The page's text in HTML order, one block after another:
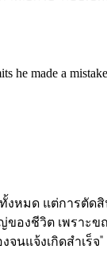
he made a mistake
งหมด แต่การตัดสิ
ของชีวิต เพราะ
นแจ้งเกิดสำเร็จ"